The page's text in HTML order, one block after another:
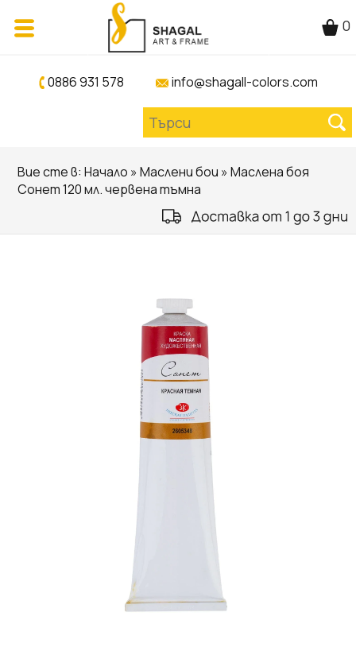
0
0886 931 578 info@shagall-colors.com
Вие сте в: Начало » Маслени бои » Маслена боя
Сонет 120 мл. червена тъмна